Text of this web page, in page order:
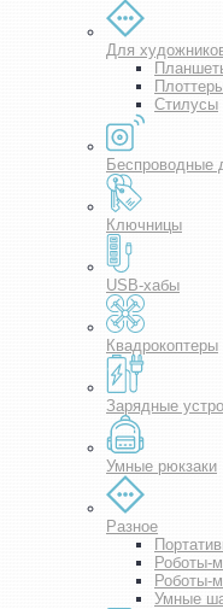
Для
Стилусы
Беспроводные
Ключницы
USB-хабы
Квадрокоптеры
Зарядные
Умные рюкзаки
Разное
Роботы-
Роботы-
Умные